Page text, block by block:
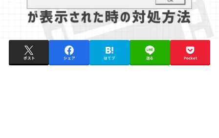
ポスト シェア はてブ 送る Pocket